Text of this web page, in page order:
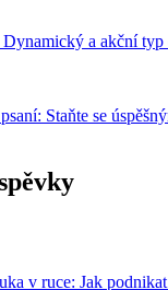
a akční typ
Staňte se